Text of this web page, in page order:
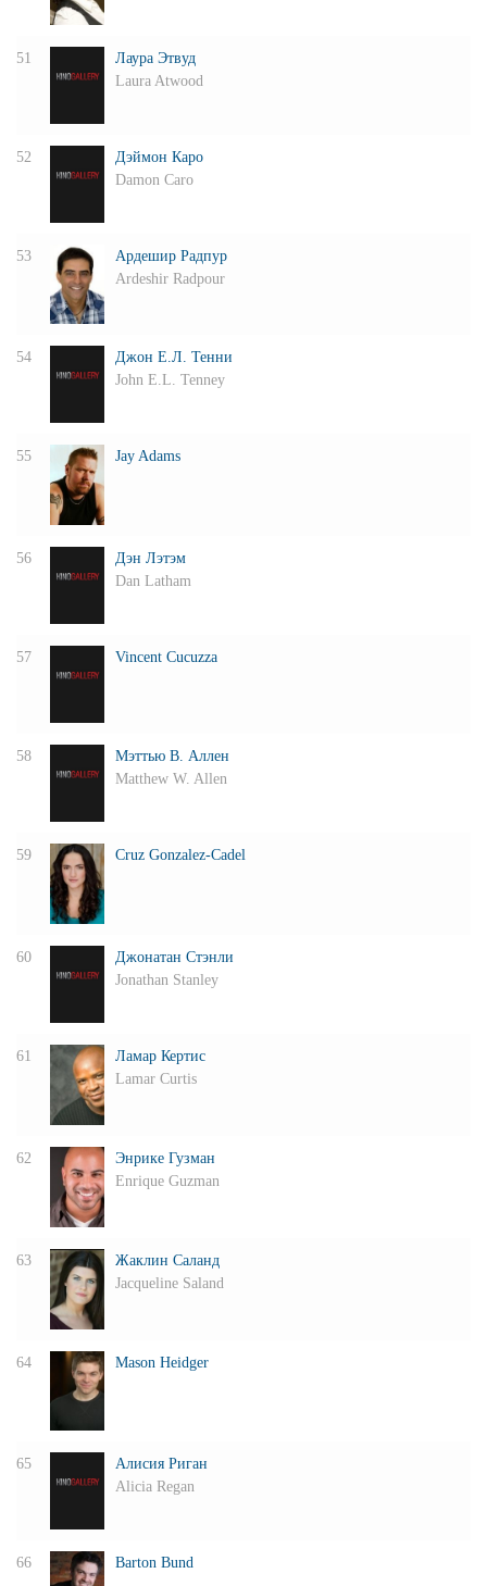
51
Лаура Этвуд
Laura Atwood
52
Дэймон Каро
Damon Caro
53
Ардешир Радпур
Ardeshir Radpour
54
Джон Е.Л. Тенни
John E.L. Tenney
55 Jay Adams
56
Дэн Лэтэм
Dan Latham
57 Vincent Cucuzza
58
Мэттью В. Аллен
Matthew W. Allen
59 Cruz Gonzalez-Cadel
60
Джонатан Стэнли
Jonathan Stanley
61
Ламар Кертис
Lamar Curtis
62
Энрике Гузман
Enrique Guzman
63
Жаклин Саланд
Jacqueline Saland
64 Mason Heidger
65
Алисия Риган
Alicia Regan
66 Barton Bund